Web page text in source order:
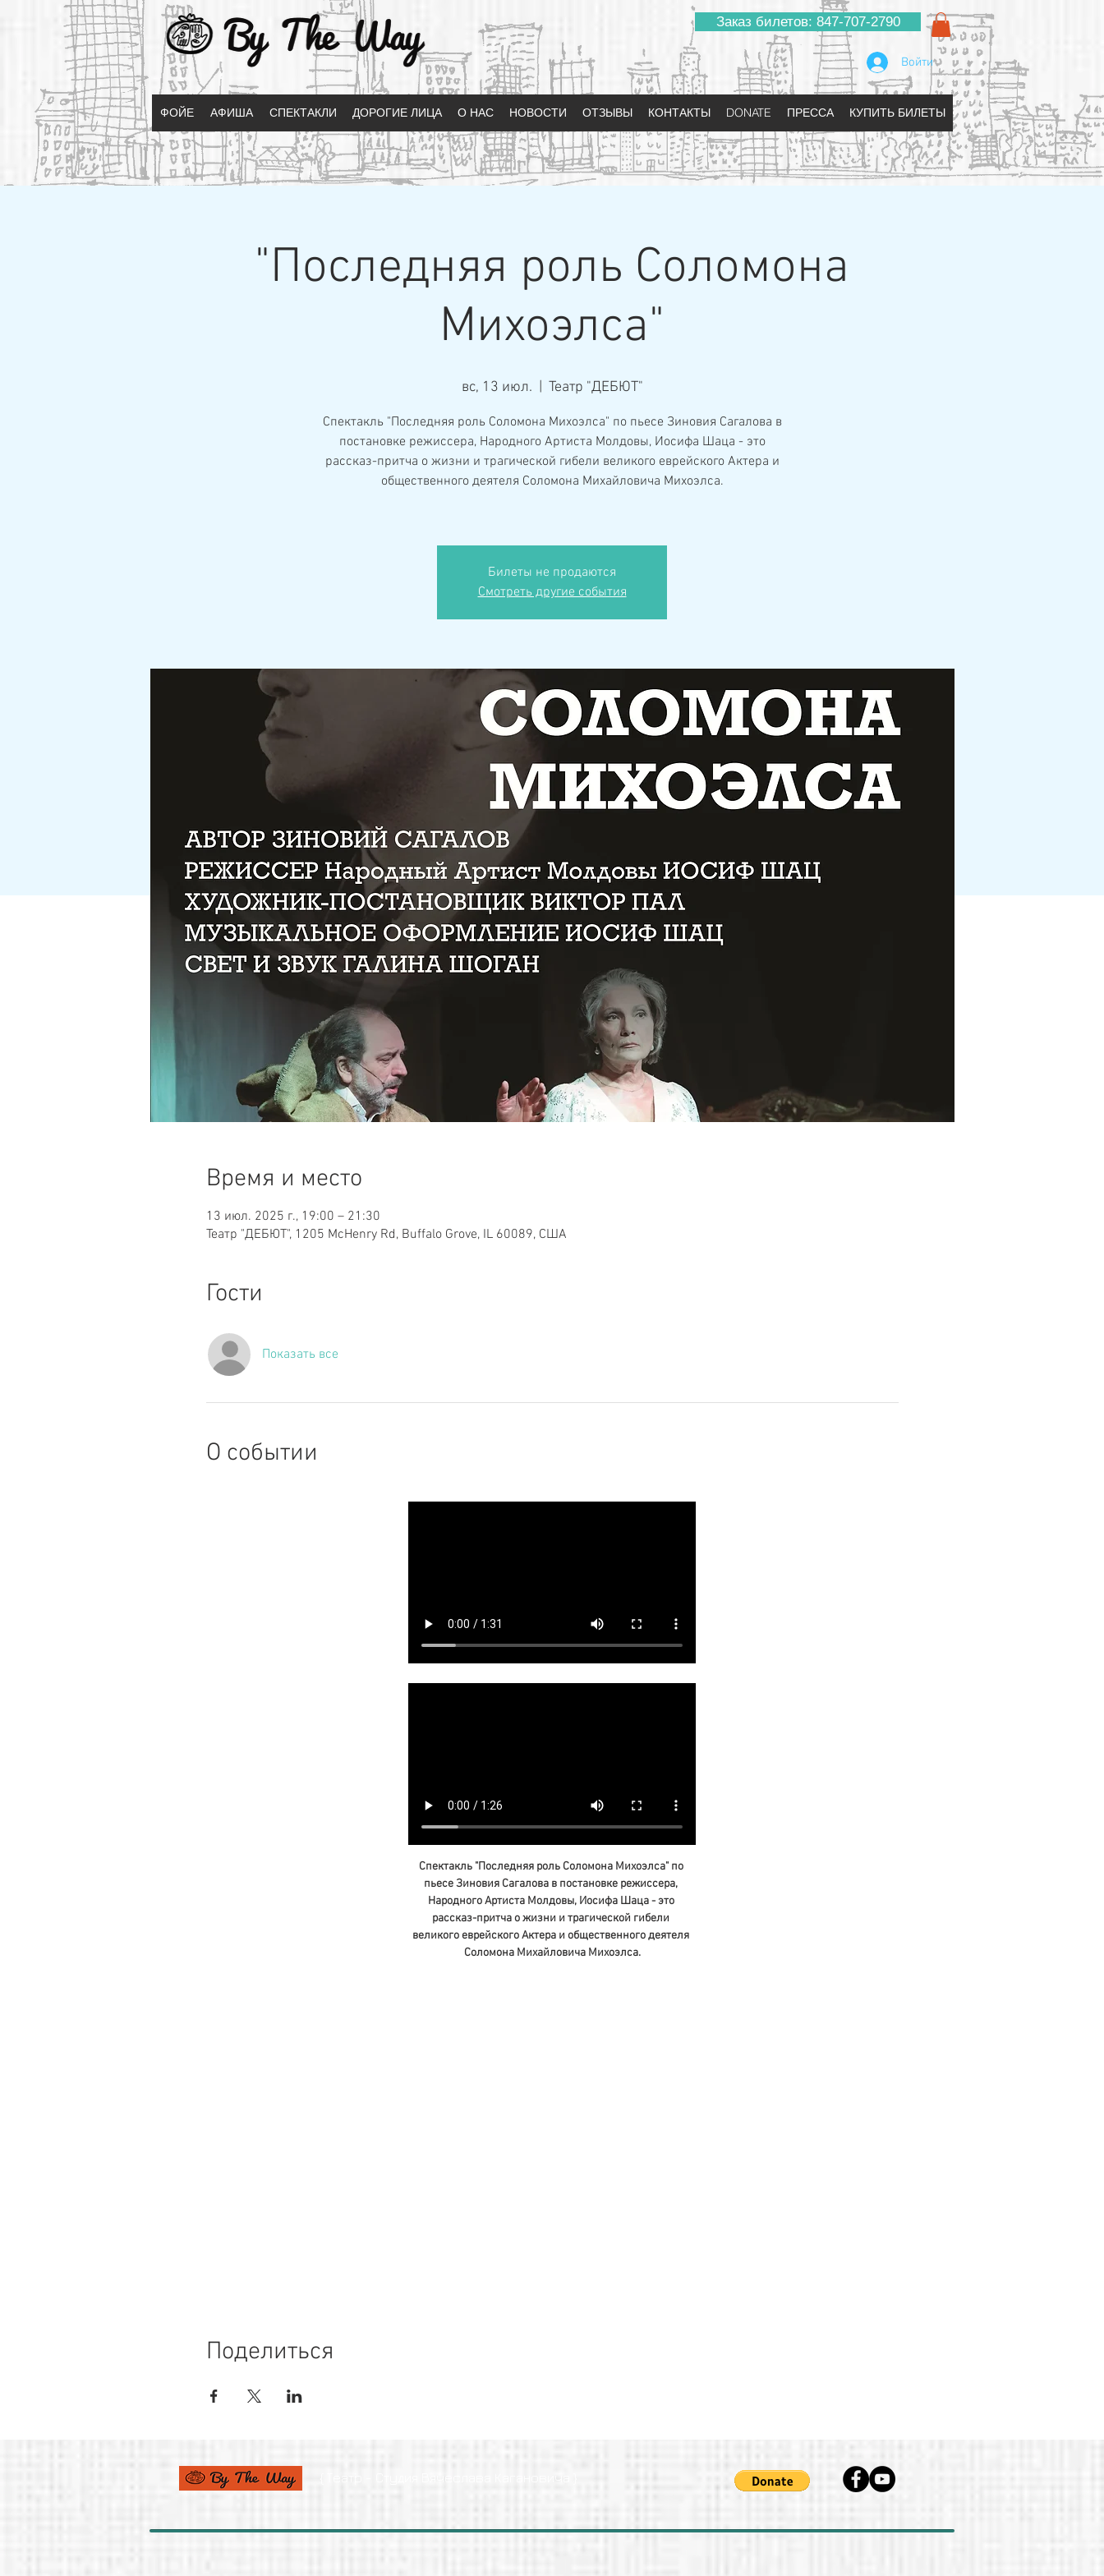
Заказ билетов: 847-707-2790
ФОЙЕ АФИША СПЕКТАКЛИ ДОРОГИЕ ЛИЦА О НАС НОВОСТИ ОТЗЫВЫ КОНТАКТЫ DONATE ПРЕССА КУПИТЬ БИЛЕТЫ
Войти
"Последняя роль Соломона
Михоэлса"
вс, 13 июл. Театр "ДЕБЮТ"
Спектакль "Последняя роль Соломона Михоэлса" по пьесе Зиновия Сагалова в
постановке режиссера, Народного Артиста Молдовы, Иосифа Шаца - это
рассказ-притча о жизни и трагической гибели великого еврейского Актера и
общественного деятеля Соломона Михайловича Михоэлса.
Билеты не продаются
Смотреть другие события
Время и место
13 июл. 2025 г., 19:00 – 21:30
Театр "ДЕБЮТ", 1205 McHenry Rd, Buffalo Grove, IL 60089, США
Гости
Показать все
О событии
Спектакль "Последняя роль Соломона Михоэлса" по
пьесе Зиновия Сагалова в постановке режиссера,
Народного Артиста Молдовы, Иосифа Шаца - это
рассказ-притча о жизни и трагической гибели
великого еврейского Актера и общественного деятеля
Соломона Михайловича Михоэлса.
Поделиться